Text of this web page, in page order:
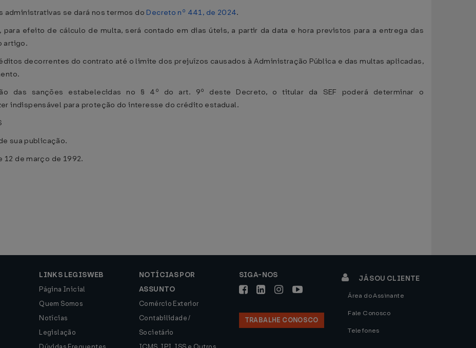
administrativas se dará nos termos do Decreto nº 441, de 2024.
para efeito de cálculo de multa, será contado em dias úteis, a partir da data e hora previstos para a entrega das
artigo.
decorrentes do contrato até o limite dos prejuízos causados à Administração Pública e das multas aplicadas,
das sanções estabelecidas no § 4º do art. 9º deste Decreto, o titular da SEF poderá determinar o
indispensável para proteção do interesse do crédito estadual.
sua publicação.
12 de março de 1992.
LINKS LEGISWEB
Página Inicial
Quem Somos
Notícias
Legislação
NOTÍCIAS POR
ASSUNTO
Comércio Exterior
Contabilidade /
Societário
SIGA-NOS
TRABALHE CONOSCO
JÁ SOU CLIENTE
Área do Assinante
Fale Conosco
Telefones